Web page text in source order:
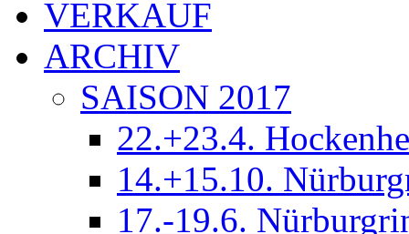
VERKAUF
ARCHIV
SAISON 2017
22.+23.4.
14.+15.10.
17.-19.6.